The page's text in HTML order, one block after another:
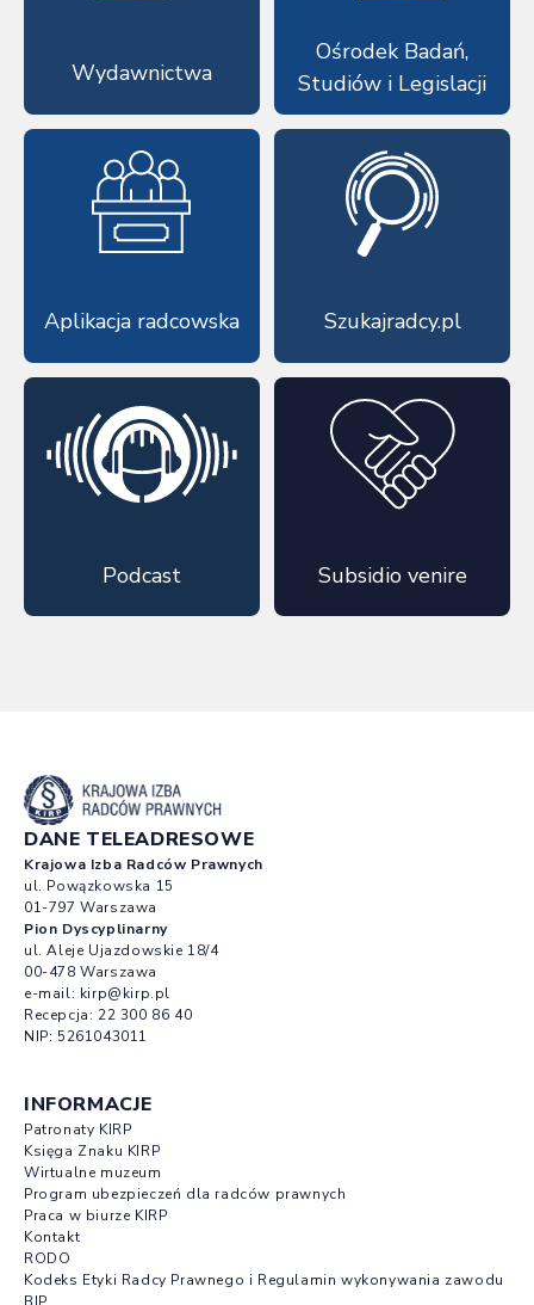
Wydawnictwa
Ośrodek Badań,
Studiów i Legislacji
Aplikacja radcowska Szukajradcy.pl
Podcast Subsidio venire
DANE TELEADRESOWE
Krajowa Izba Radców Prawnych
ul. Powązkowska 15
01-797 Warszawa
Pion Dyscyplinarny
ul. Aleje Ujazdowskie 18/4
00-478 Warszawa
e-mail: kirp@kirp.pl
Recepcja: 22 300 86 40
NIP: 5261043011
INFORMACJE
Patronaty KIRP
Księga Znaku KIRP
Wirtualne muzeum
Program ubezpieczeń dla radców prawnych
Praca w biurze KIRP
Kontakt
RODO
Kodeks Etyki Radcy Prawnego i Regulamin wykonywania zawodu
BIP